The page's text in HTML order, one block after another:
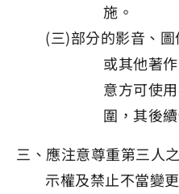
施。
(三)部分的影音、
或其他著
意方可使
圍，其後
三、應注意尊重第三人
示權及禁止不當變